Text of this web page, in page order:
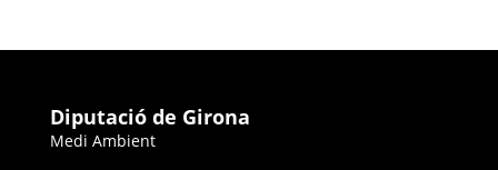
Diputació de Girona
Medi Ambient